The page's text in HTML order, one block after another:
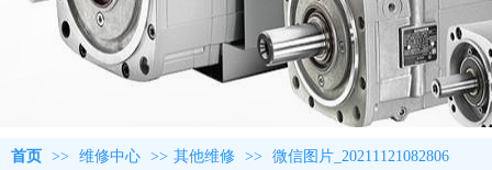
首页 >> 维修中心 >> 其他维修 >> 微信图片_20211121082806